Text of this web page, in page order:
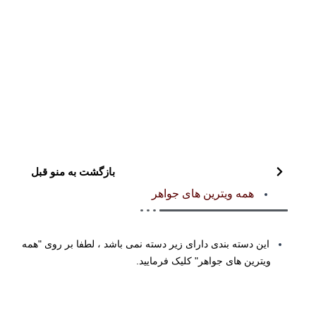
بازگشت به منو قبل
همه ویترین های جواهر
این دسته بندی دارای زیر دسته نمی باشد ، لطفا بر روی "همه
ویترین های جواهر" کلیک فرمایید.